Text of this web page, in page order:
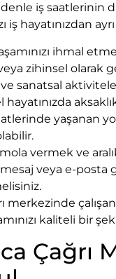
iş saatlerinin
iş hayatınızdan
ihmal
zihinsel olarak
sanatsal
hayatınızda
yaşanan
vermek ve
veya e-posta
merkezinde
kaliteli bir
Çağrı